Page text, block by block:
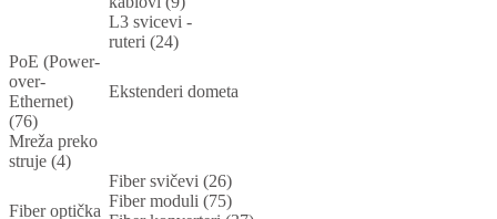
L3 svicevi -
ruteri (24)
PoE (Power-
over-
Ethernet)
(76)
Ekstenderi dometa
Mreža preko
struje (4)
Fiber optička
Fiber svičevi (26)
Fiber moduli (75)